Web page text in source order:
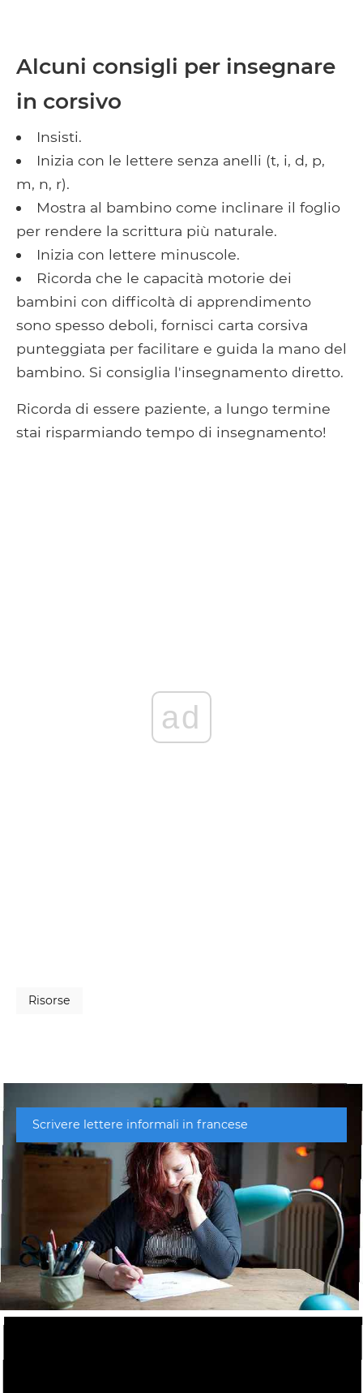
Alcuni consigli per insegnare
in corsivo
Insisti.
Inizia con le lettere senza anelli (t, i, d, p,
m, n, r).
Mostra al bambino come inclinare il foglio
per rendere la scrittura più naturale.
Inizia con lettere minuscole.
Ricorda che le capacità motorie dei
bambini con difficoltà di apprendimento
sono spesso deboli, fornisci carta corsiva
punteggiata per facilitare e guida la mano del
bambino. Si consiglia l'insegnamento diretto.
Ricorda di essere paziente, a lungo termine
stai risparmiando tempo di insegnamento!
ad
Risorse
Scrivere lettere informali in francese